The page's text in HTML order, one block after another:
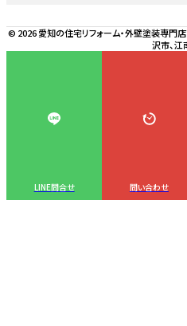
© 2026 愛知の住宅リフォーム・外壁塗装専門店
沢市、江
LINE問合せ 問い合わせ